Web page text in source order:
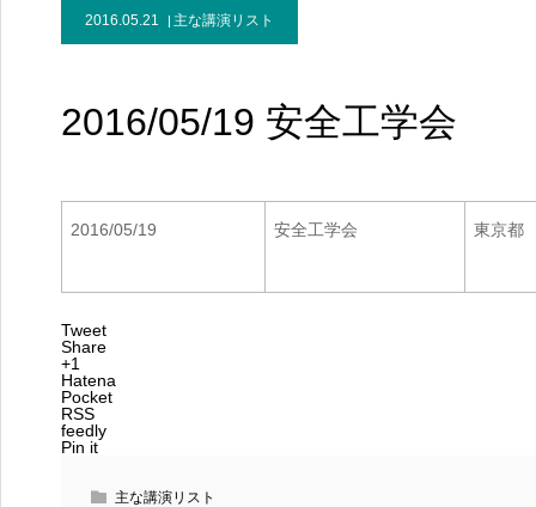
2016.05.21 主な講演リスト
2016/05/19 安全工学会
2016/05/19 安全工学会 東京都
Tweet
Share
+1
Hatena
Pocket
RSS
feedly
Pin it
主な講演リスト